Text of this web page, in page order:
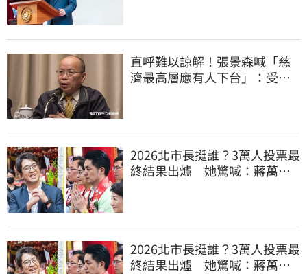
直呼難以諒解！張景森喊「慈
濟最高層應有人下台」：受害
2026北市長挺誰？3萬人投票最
終結果出爐 她驚喊：蔣萬安
2026北市長挺誰？3萬人投票最
終結果出爐 她驚喊：蔣萬安